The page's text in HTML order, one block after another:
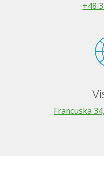
+48
Francuska